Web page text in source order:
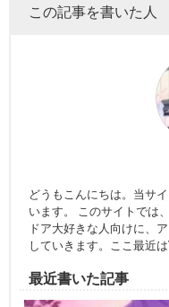
この記事を書いた人
どうもこんにちは。当サ
います。 このサイトでは
ドア大好きな人向けに、
していきます。ここ最近
最近書いた記事